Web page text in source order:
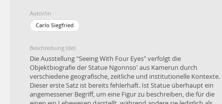
Autor/in
Carlo Siegfried
Beschreibung (de)
Die Ausstellung "Seeing With Four Eyes" verfolgt die
Objektbiografie der Statue Ngonnso' aus Kamerun durch
verschiedene geografische, zeitliche und institutionelle Kontexte.
Dieser erste Satz ist bereits fehlerhaft. Ist Statue überhaupt ein
angemessener Begriff, um eine Figur zu beschreiben, die für die